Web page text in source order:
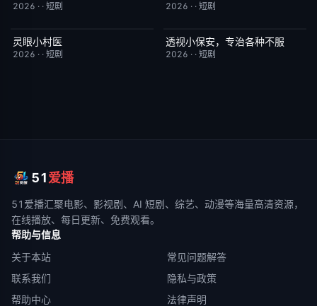
2026 · · 短剧 2026 · · 短剧
完结
灵眼小村医
2026 · · 短剧
完结
透视小保安，专治各种不服
2026 · · 短剧
51爱播
51爱播汇聚电影、影视剧、AI 短剧、综艺、动漫等海量高清资源，
在线播放、每日更新、免费观看。
帮助与信息
关于本站
常见问题解答
联系我们
隐私与政策
帮助中心
法律声明